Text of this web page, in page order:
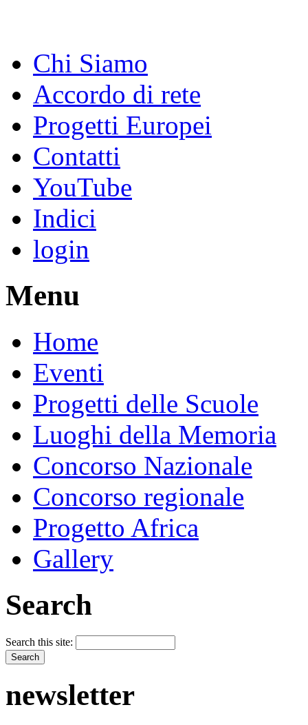
Chi Siamo
Accordo di rete
Progetti Europei
Contatti
YouTube
Indici
login
Menu
Home
Eventi
Progetti delle Scuole
Luoghi della Memoria
Concorso Nazionale
Concorso regionale
Progetto Africa
Gallery
Search
Search this site:
newsletter